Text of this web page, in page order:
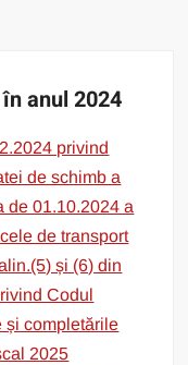
anul 2024
privind
de schimb a
de 01.10.2024 a
de transport
și (6) din
Codul
și completările
2025